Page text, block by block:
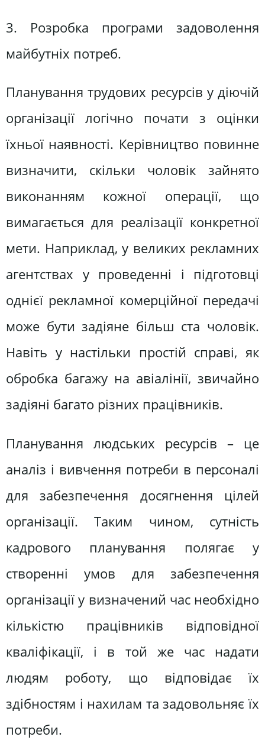
3. Розробка програми задоволення
майбутніх потреб.
Планування трудових ресурсів у діючій
організації логічно почати з оцінки
їхньої наявності. Керівництво повинне
визначити, скільки чоловік зайнято
виконанням кожної операції, що
вимагається для реалізації конкретної
мети. Наприклад, у великих рекламних
агентствах у проведенні і підготовці
однієї рекламної комерційної передачі
може бути задіяне більш ста чоловік.
Навіть у настільки простій справі, як
обробка багажу на авіалінії, звичайно
задіяні багато різних працівників.
Планування людських ресурсів – це
аналіз і вивчення потреби в персоналі
для забезпечення досягнення цілей
організації. Таким чином, сутність
кадрового планування полягає у
створенні умов для забезпечення
організації у визначений час необхідно
кількістю працівників відповідної
кваліфікації, і в той же час надати
людям роботу, що відповідає їх
здібностям і нахилам та задовольняє їх
потреби.